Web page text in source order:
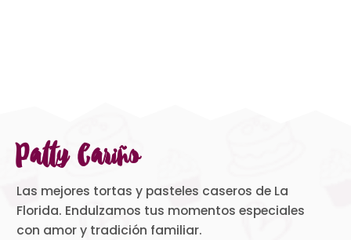
Patty Cariño
Las mejores tortas y pasteles caseros de La
Florida. Endulzamos tus momentos especiales
con amor y tradición familiar.